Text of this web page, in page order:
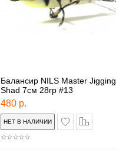
Балансир NILS Master Jigging
Shad 7см 28гр #13
480 р.
в закладки